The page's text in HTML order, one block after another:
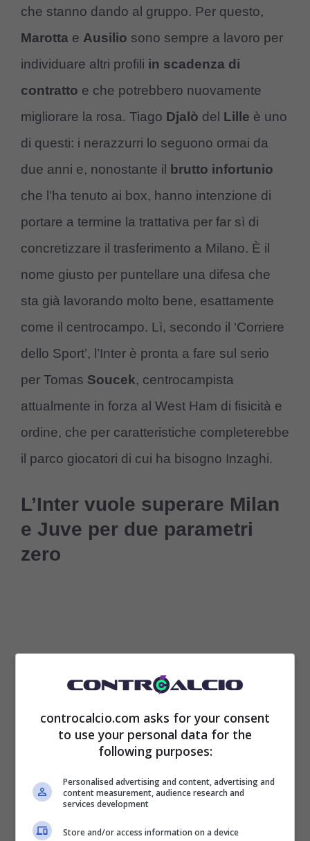
che stanno dando al gruppo. Per questo,
Marotta e Ausilio sono sempre a lavoro per
individuare altri profili in scadenza di
contratto e che potrebbero nuovamente
migliorare la rosa. Tiago Djalò del Lille è uno
di questi: i nerazzurri lo seguono ormai da
due anni e, nonostante il
brutto infortunio
che l’ha tenuto ai box, hanno intenzione di
portare a termine la trattativa per far sì di
concretizzare il trasferimento a Milano. È il
nome giusto per puntellare una difesa che
sta già lavorando molto bene, esattamente
come il centrocampo. Lì, secondo il ‘Corriere
dello Sport’, l’Inter è pronta a fare sul serio
per Tomas Soucek, centrocampista
attualmente in forza al West Ham di fisicità e
ordine, che per caratteristiche completerebbe
il parco giocatori di cui ha bisogno Inzaghi.
L’Inter vuole superare Milan
e Juve per due parametri
zero
Sempre nella stessa porzione di campo, ma
più con il ruolo di mezzala, non può essere
ignorato PiotrZielinski. Il polacco è da mesi
controcalcio.com asks for your consent
to use your personal data for the
following purposes:
Personalised advertising and content, advertising and
content measurement, audience research and
services development
Store and/or access information on a device